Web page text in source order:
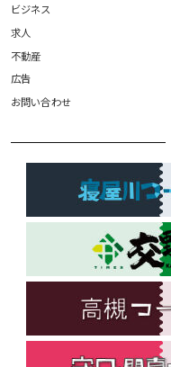
ビジネス
求人
不動産
広告
お問い合わせ